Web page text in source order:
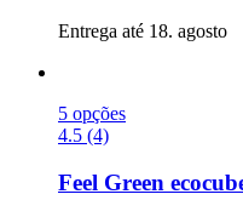
Entrega até 18. agosto
5 opções
4.5 (4)
Feel Green